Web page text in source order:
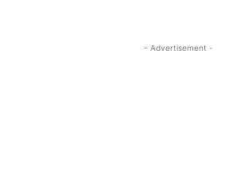
- Advertisement -